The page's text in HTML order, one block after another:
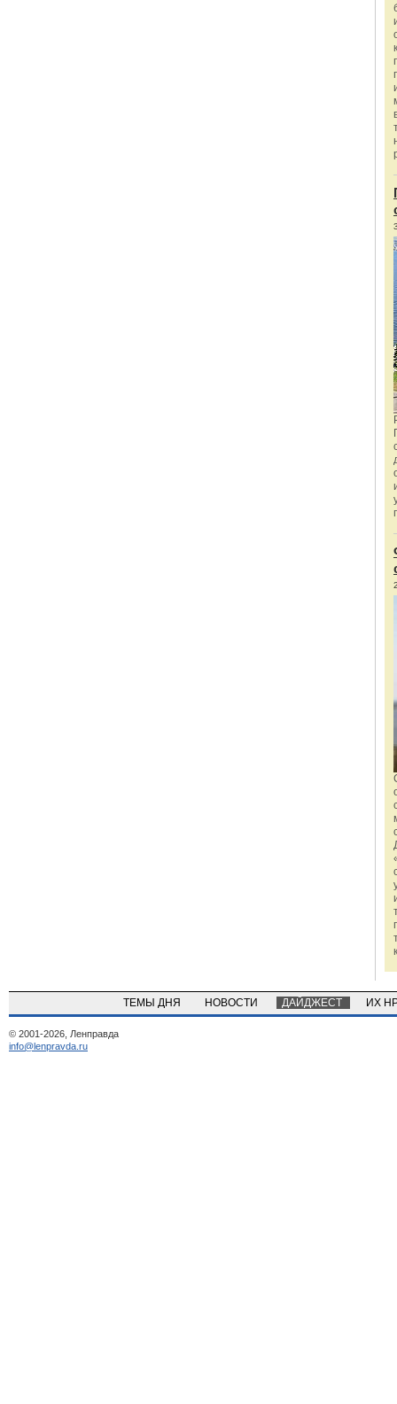
ТЕМЫ ДНЯ НОВОСТИ ДАЙДЖЕСТ ИХ
© 2001-2026, Ленправда
info@lenpravda.ru